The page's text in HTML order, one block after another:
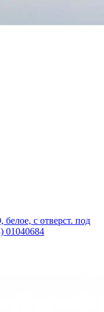
с отверст. под
01040684